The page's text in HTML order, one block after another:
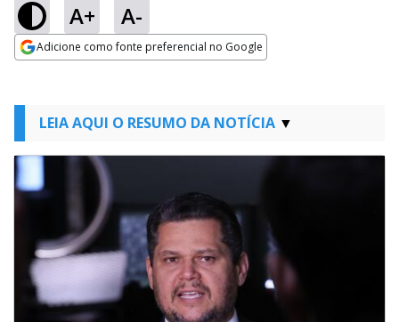
A+ A-
Adicione como fonte preferencial no Google
LEIA AQUI O RESUMO DA NOTÍCIA